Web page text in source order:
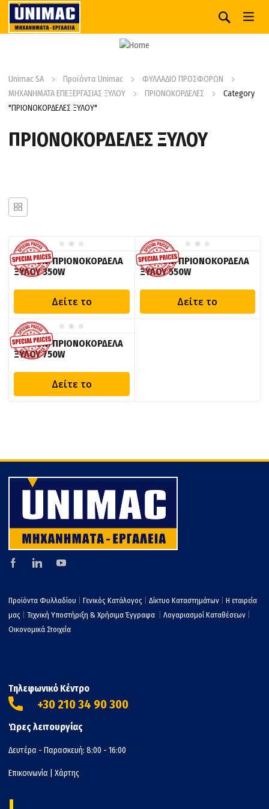
Unimac SA Προϊόντα Unimac
ΦΥΛΛΑΔΙΟ ΠΡΟΣΦΟΡΩΝ
ΜΗΧΑΝΗΜΑΤΑ ΕΠΕΞΕΡΓΑΣΙΑΣ ΞΥΛΟΥ
ΠΡΙΟΝΟΚΟΡΔΕΛΕΣ
Category
"ΠΡΙΟΝΟΚΟΡΔΕΛΕΣ ΞΥΛΟΥ"
ΠΡΙΟΝΟΚΟΡΔΕΛΕΣ ΞΥΛΟΥ
BOSTON: ΠΡΙΟΝΟΚΟΡΔΕΛΑ
ΞΥΛΟΥ 350W
Δείτε το
BOSTON: ΠΡΙΟΝΟΚΟΡΔΕΛΑ
ΞΥΛΟΥ 550W
Δείτε το
BOSTON: ΠΡΙΟΝΟΚΟΡΔΕΛΑ
ΞΥΛΟΥ 750W
Δείτε το
Προϊόντα Φυλλαδίου Γενικός Κατάλογος Δίκτυο Καταστημάτων
Η εταιρεία
μας
Τεχνική Υποστήριξη & Χρήσιμα Έγγραφα Λογαριασμοί Καταθέσεων
Οικονομικά Στοιχεία
Τηλεφωνικό Κέντρο
+30 210 34 90 300
Ώρες λειτουργίας
Δευτέρα - Παρασκευή: 8:00 - 16:00
Επικοινωνία Χάρτης